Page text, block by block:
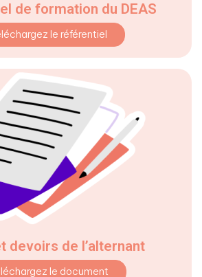
de formation du DEAS
le référentiel
devoirs de l’alternant
le document